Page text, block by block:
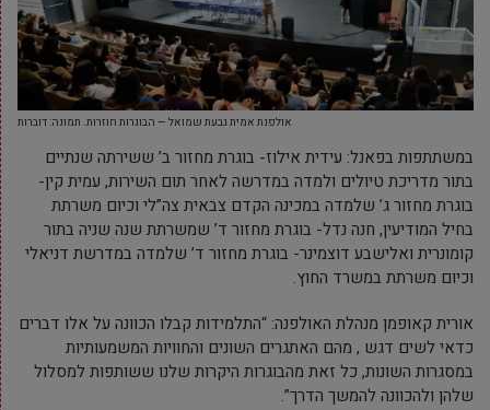
אולפנת אמית גבעת שמואל — הבוגרות חוזרות. תמונה: דוברות
במשתתפות בפאנל: עידית אילוז- בוגרת מחזור ב’ ששירתה שנתיים
בתור מדריכת טיולים ולמדה במדרשה לאחר תום השירות, עמית קין-
בוגרת מחזור ג’ שלמדה במכינה הקדם צבאית צה”לי וכיום משרתת
בחיל המודיעין, חנה נדל- בוגרת מחזור ד’ שמשרתת שנה שניה בתור
קומונרית ואלישבע דוצמינר- בוגרת מחזור ד’ שלמדה במדרשת דניאלי
וכיום משרתת במשרד החוץ.
אורית קאופמן מנהלת האולפנה: “התלמידות קבלו הכוונה על אלו דברים
כדאי לשים דגש , מהם האתגרים השונים והחוויות המשמעותיות
במסגרות השונות, כל זאת מהבוגרות היקרות שלנו ששותפות למסלול
שלהן ולהכוונה להמשך הדרך”.